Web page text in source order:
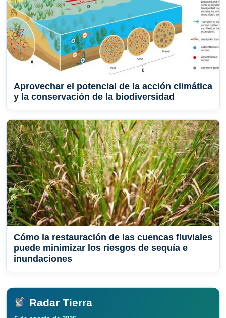
Aprovechar el potencial de la acción climática
y la conservación de la biodiversidad
Cómo la restauración de las cuencas fluviales
puede minimizar los riesgos de sequía e
inundaciones
Radar Tierra